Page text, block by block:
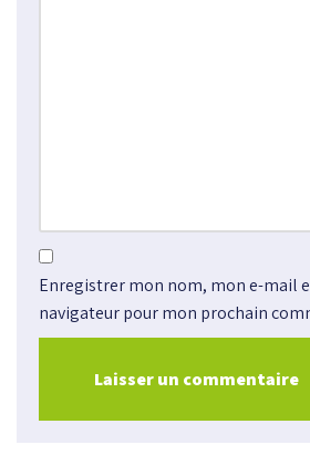
Enregistrer mon nom, mon e-mail
navigateur pour mon prochain